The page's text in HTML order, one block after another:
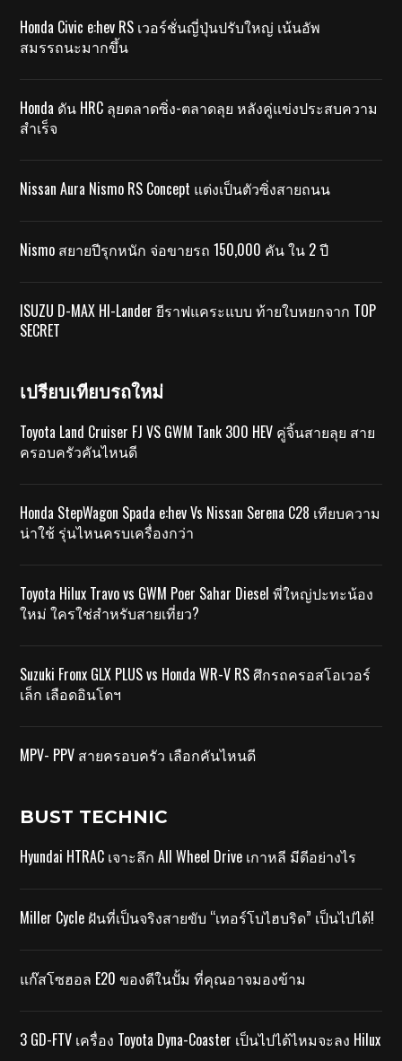
Honda Civic e:hev RS เวอร์ชั่นญี่ปุ่นปรับใหญ่ เน้นอัพ
สมรรถนะมากขึ้น
Honda ดัน HRC ลุยตลาดซิ่ง-ตลาดลุย หลังคู่แข่งประสบความ
สำเร็จ
Nissan Aura Nismo RS Concept แต่งเป็นตัวซิ่งสายถนน
Nismo สยายปีรุกหนัก จ่อขายรถ 150,000 คัน ใน 2 ปี
ISUZU D-MAX HI-Lander ยีราฟแคระแบบ ท้ายใบหยกจาก TOP
SECRET
เปรียบเทียบรถใหม่
Toyota Land Cruiser FJ VS GWM Tank 300 HEV คู่จิ้นสายลุย สาย
ครอบครัวคันไหนดี
Honda StepWagon Spada e:hev Vs Nissan Serena C28 เทียบความ
น่าใช้ รุ่นไหนครบเครื่องกว่า
Toyota Hilux Travo vs GWM Poer Sahar Diesel พี่ใหญ่ปะทะน้อง
ใหม่ ใครใช่สำหรับสายเที่ยว?
Suzuki Fronx GLX PLUS vs Honda WR-V RS ศึกรถครอสโอเวอร์
เล็ก เลือดอินโดฯ
MPV- PPV สายครอบครัว เลือกคันไหนดี
BUST TECHNIC
Hyundai HTRAC เจาะลึก All Wheel Drive เกาหลี มีดีอย่างไร
Miller Cycle ฝันที่เป็นจริงสายขับ “เทอร์โบไฮบริด” เป็นไปได้!
แก๊สโซฮอล E20 ของดีในปั้ม ที่คุณอาจมองข้าม
3 GD-FTV เครื่อง Toyota Dyna-Coaster เป็นไปได้ไหมจะลง Hilux